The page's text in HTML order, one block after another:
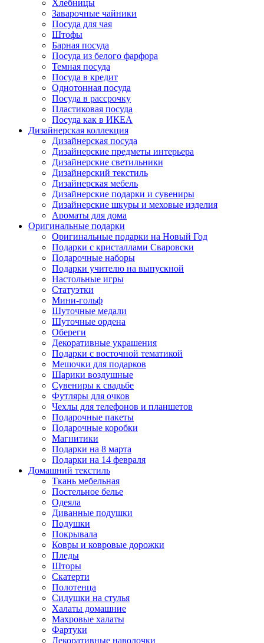
Хлебницы
Заварочные чайники
Посуда для чая
Штофы
Барная посуда
Посуда из белого фарфора
Темная посуда
Посуда в кредит
Однотонная посуда
Посуда в рассрочку
Пластиковая посуда
Посуда как в ИКЕА
Дизайнерская коллекция
Дизайнерская посуда
Дизайнерские предметы интерьера
Дизайнерские светильники
Дизайнерский текстиль
Дизайнерская мебель
Дизайнерские подарки и сувениры
Дизайнерские шкуры и меховые изделия
Ароматы для дома
Оригинальные подарки
Оригинальные подарки на Новый Год
Подарки с кристаллами Сваровски
Подарочные наборы
Подарки учителю на выпускной
Настольные игры
Статуэтки
Мини-гольф
Шуточные медали
Шуточные ордена
Обереги
Декоративные украшения
Подарки с восточной тематикой
Мешочки для подарков
Шарики воздушные
Сувениры к свадьбе
Футляры для очков
Чехлы для телефонов и планшетов
Подарочные пакеты
Подарочные коробки
Магнитики
Подарки на 8 марта
Подарки на 14 февраля
Домашний текстиль
Ткань мебельная
Постельное белье
Одеяла
Диванные подушки
Подушки
Покрывала
Ковры и ковровые дорожки
Пледы
Шторы
Скатерти
Полотенца
Сидушки на стулья
Халаты домашние
Махровые халаты
Фартуки
Декоративные наволочки